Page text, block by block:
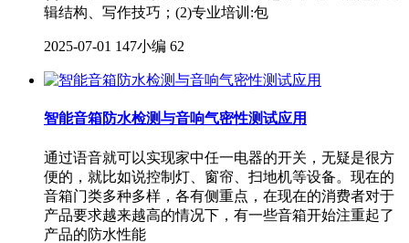
辑结构、写作技巧；(2)专业培训:包
2025-07-01 147小编 62
智能音箱防水检测与音响气密性测试应用
通过语音就可以实现家中任一电器的开关，无疑是很方
便的，就比如说控制灯、窗帘、扫地机等设备。现在的
音箱门类多种多样，各有侧重点，在现在的消费者对于
产品要求越来越高的情况下，有一些音箱开始注重起了
产品的防水性能